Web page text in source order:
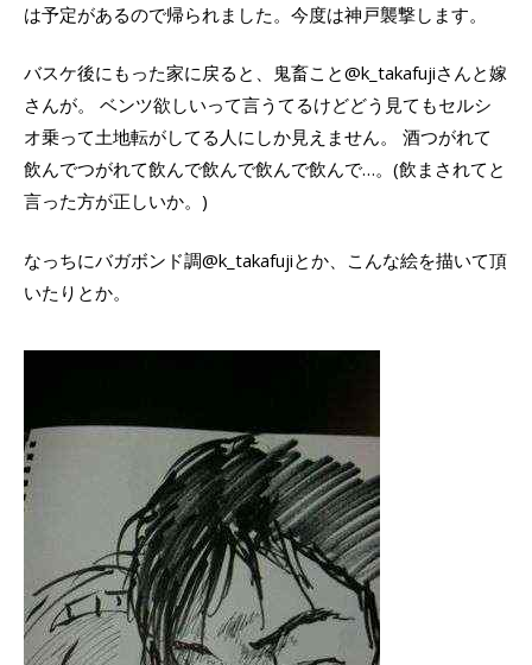
は予定があるので帰られました。今度は神戸襲撃します。
バスケ後にもった家に戻ると、鬼畜こと@k_takafujiさんと嫁
さんが。 ベンツ欲しいって言うてるけどどう見てもセルシ
オ乗って土地転がしてる人にしか見えません。 酒つがれて
飲んでつがれて飲んで飲んで飲んで飲んで…。(飲まされてと
言った方が正しいか。)
なっちにバガボンド調@k_takafujiとか、こんな絵を描いて頂
いたりとか。